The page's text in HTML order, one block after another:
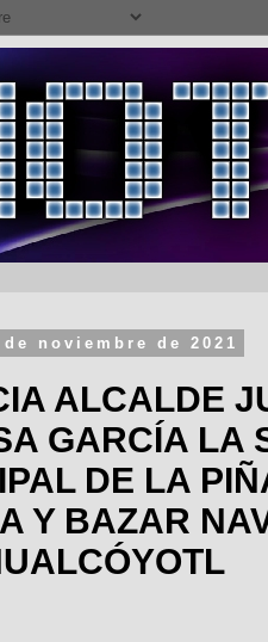
noviembre de 2021
ALCALDE
GARCÍA LA
DE LA
Y BAZAR